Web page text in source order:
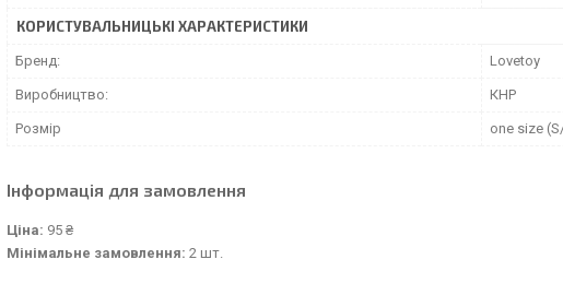
КОРИСТУВАЛЬНИЦЬКІ ХАРАКТЕРИСТИКИ
Бренд: Lovetoy
Виробництво: КНР
Розмір one size
Інформація для замовлення
Ціна: 95 ₴
Мінімальне замовлення: 2 шт.